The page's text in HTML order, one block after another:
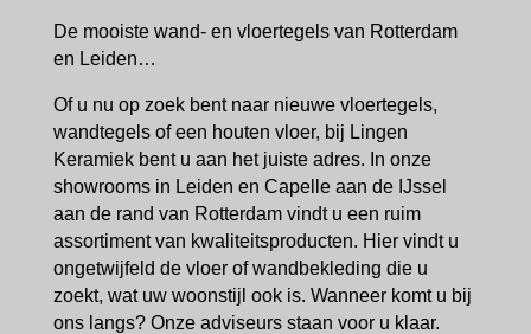
De mooiste wand- en vloertegels van Rotterdam
en Leiden…
Of u nu op zoek bent naar nieuwe vloertegels,
wandtegels of een houten vloer, bij Lingen
Keramiek bent u aan het juiste adres. In onze
showrooms in Leiden en Capelle aan de IJssel
aan de rand van Rotterdam vindt u een ruim
assortiment van kwaliteitsproducten. Hier vindt u
ongetwijfeld de vloer of wandbekleding die u
zoekt, wat uw woonstijl ook is. Wanneer komt u bij
ons langs? Onze adviseurs staan voor u klaar.